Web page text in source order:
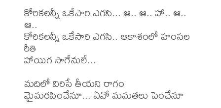
కోరికలన్నీ ఒకేసారి ఎగసి... ఆ.. ఆ.. హా.. ఆ..
ఆ..
కోరికలన్నీ ఒకేసారి ఎగసి.. ఆకాశంలో హంసల
రీతి
హాయిగ సాగేనులే...
మదిలో విరిసే తీయని రాగం
మైమరపించేనూ... ఏవో మమతలు పెంచేనూ